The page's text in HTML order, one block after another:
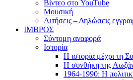
Βίντεο στο YouTube
Μουσική
Αιτήσεις – Δηλώσεις
ΙΜΒΡΟΣ
Σύντομη αναφορά
Ιστορία
Η ιστορία μέχρι τη
Η συνθήκη της
1964-1990: Η